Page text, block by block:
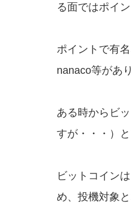
る面ではポイ
ポイントで有
nanaco等があ
ある時からビ
すが・・・）
ビットコイン
め、投機対象